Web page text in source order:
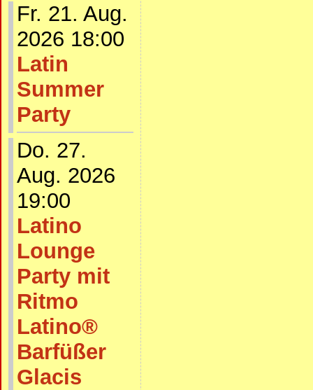
Fr. 21. Aug.
2026 18:00
Latin
Summer
Party
Do. 27.
Aug. 2026
19:00
Latino
Lounge
Party mit
Ritmo
Latino®
Barfüßer
Glacis